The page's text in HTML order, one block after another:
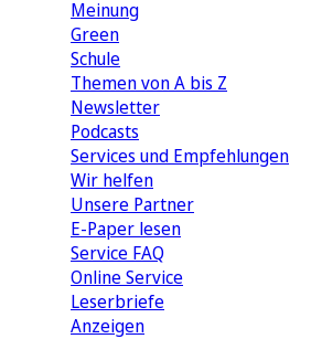
Meinung
Green
Schule
Themen von A bis Z
Newsletter
Podcasts
Services und Empfehlungen
Wir helfen
Unsere Partner
E-Paper lesen
Service FAQ
Online Service
Leserbriefe
Anzeigen